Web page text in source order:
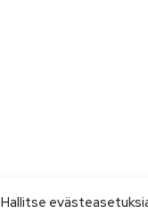
Hallitse